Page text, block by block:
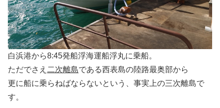
白浜港から8:45発船浮海運船浮丸に乗船。
ただでさえ 二次離島である西表島の陸路最奥部から
更に船に乗らねばならないという、事実上の三次離島で
す。